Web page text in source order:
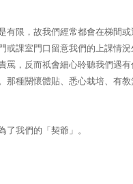
限，故我們經常都會在梯間
課室門口留意我們的上課情
，反而祇會細心聆聽我們遇
那種關懷體貼、悉心栽培、有
我們的「契爺」。